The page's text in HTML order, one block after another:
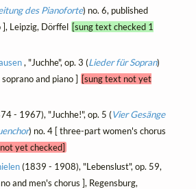
des Pianoforte) no. 6, published
Leipzig, Dörffel [sung text checked 1
, "Juchhe", op. 3 (Lieder für Sopran)
and piano ] [sung text not yet
- 1967), "Juchhe!", op. 5 (Vier Gesänge
) no. 4 [ three-part women's chorus
yet checked]
(1839 - 1908), "Lebenslust", op. 59,
and men's chorus ], Regensburg,